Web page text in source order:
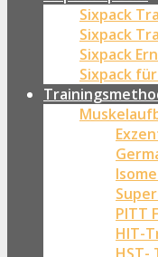
Sixpack
Sixpack
Sixpack
Sixpack
PITT
HIT-